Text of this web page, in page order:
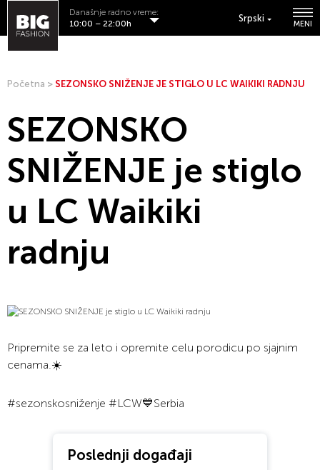
Srpski
MENI
Današnje radno vreme:
10:00 – 22:00h
Početna > SEZONSKO SNIŽENJE JE STIGLO U LC WAIKIKI RADNJU
SEZONSKO
SNIŽENJE je stiglo
u LC Waikiki
radnju
Pripremite se za leto i opremite celu porodicu po sjajnim
cenama.☀️
#sezonskosniženje #LCW💙Serbia
Poslednji događaji